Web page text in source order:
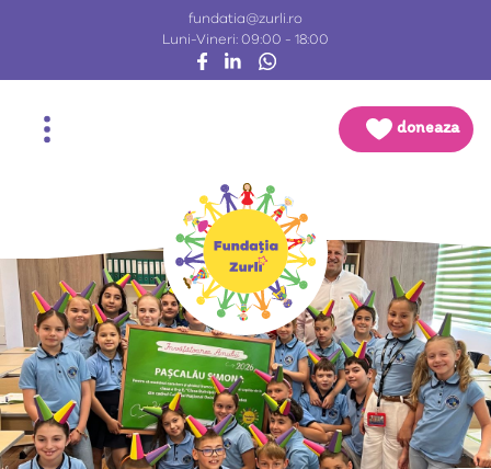
fundatia@zurli.ro
Luni-Vineri: 09:00 - 18:00
doneaza